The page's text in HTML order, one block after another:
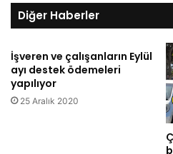
Diğer Haberler
İşveren ve çalışanların Eylül
ayı destek ödemeleri
yapılıyor
25 Aralık 2020